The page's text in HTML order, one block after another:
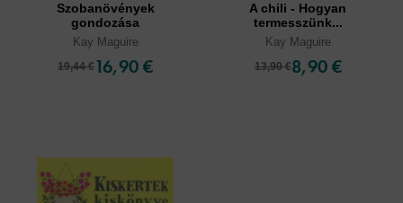
Szobanövények
gondozása
Kay Maguire
19,44 €16,90 €
A chili - Hogyan
termesszünk...
Kay Maguire
13,90 €8,90 €